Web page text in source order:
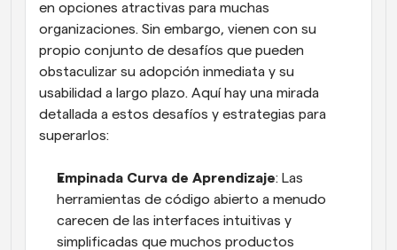
en opciones atractivas para muchas
organizaciones. Sin embargo, vienen con su
propio conjunto de desafíos que pueden
obstaculizar su adopción inmediata y su
usabilidad a largo plazo. Aquí hay una mirada
detallada a estos desafíos y estrategias para
superarlos:
Empinada Curva de Aprendizaje: Las
herramientas de código abierto a menudo
carecen de las interfaces intuitivas y
simplificadas que muchos productos